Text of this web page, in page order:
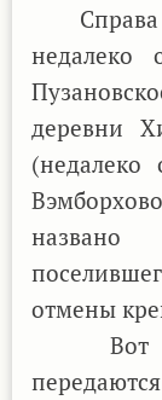
Справа
недалеко
деревни
(недалеко
отмены
Вот